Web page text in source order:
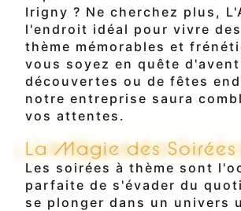
Irigny ? Ne cherchez plus,
l'endroit idéal pour vivre
thème mémorables et
vous soyez en quête
découvertes ou de fêtes
notre entreprise saura
vos attentes.
La Magie des
Les soirées à thème sont
parfaite de s'évader du
se plonger dans un univers